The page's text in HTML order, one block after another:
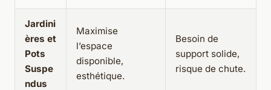
Jardini
ères et
Pots
Suspe
ndus
Maximise
l’espace
disponible,
esthétique.
Besoin de
support solide,
risque de chute.